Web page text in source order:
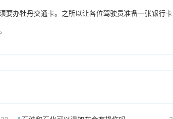
要办牡丹交通卡。之所以让各位驾驶员准备一张银行